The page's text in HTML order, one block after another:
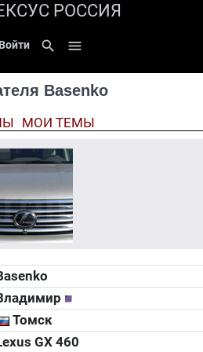
РОССИЯ
Войти search 
Basenko
МОИ ТЕМЫ
Томск
GX 460